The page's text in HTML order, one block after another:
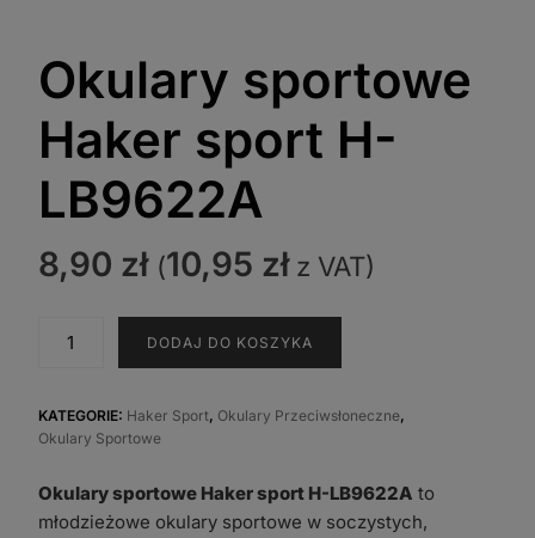
Okulary sportowe
Haker sport H-
LB9622A
8,90 zł (10,95 złz VAT)
Haker
sport
LB9622A
DODAJ DO KOSZYKA
KATEGORIE: Haker Sport, Okulary Przeciwsłoneczne,
Okulary Sportowe
Okulary sportowe Haker sport H-LB9622A to
młodzieżowe okulary sportowe w soczystych,